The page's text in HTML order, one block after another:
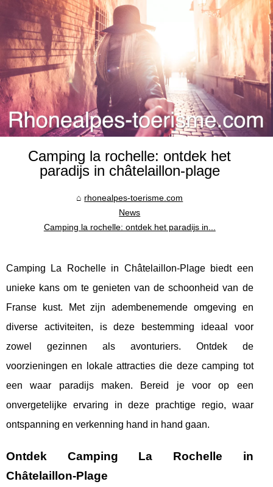
Camping la rochelle: ontdek het
paradijs in châtelaillon-plage
rhonealpes-toerisme.com
News
Camping la rochelle: ontdek het paradijs in...
Camping La Rochelle in Châtelaillon-Plage biedt een
unieke kans om te genieten van de schoonheid van de
Franse kust. Met zijn adembenemende omgeving en
diverse activiteiten, is deze bestemming ideaal voor
zowel gezinnen als avonturiers. Ontdek de
voorzieningen en lokale attracties die deze camping tot
een waar paradijs maken. Bereid je voor op een
onvergetelijke ervaring in deze prachtige regio, waar
ontspanning en verkenning hand in hand gaan.
Ontdek Camping La Rochelle in
Châtelaillon-Plage